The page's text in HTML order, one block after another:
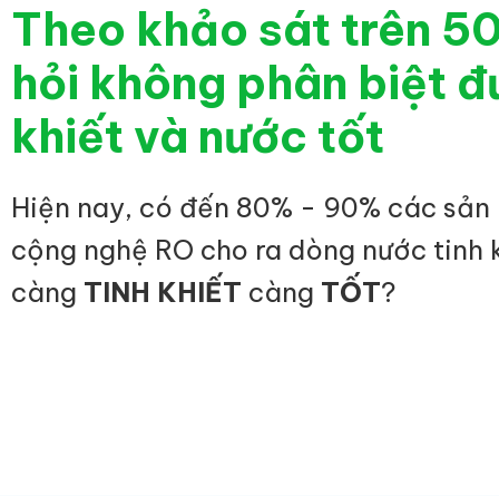
Theo khảo sát trên
hỏi không phân biệt
khiết và nước tốt
Hiện nay, có đến 80% - 90% các
cộng nghệ RO cho ra dòng nước
càng TINH KHIẾT càng TỐT?